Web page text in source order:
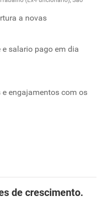
a novas
salario pago em dia
engajamentos com os
de crescimento.